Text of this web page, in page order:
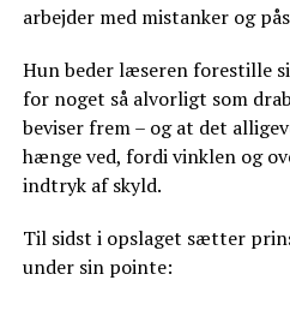
arbejder med mistanker og
Hun beder læseren forestille
for noget så alvorligt som
beviser frem – og at det
hænge ved, fordi vinklen og
indtryk af skyld.
Til sidst i opslaget sætter
under sin pointe: